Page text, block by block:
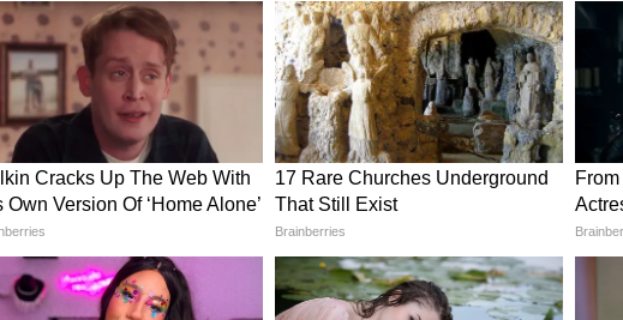
রাস্তার ধারের ছোট্ট দোকানে দাঁড়িয়ে ঝালমুড়িও